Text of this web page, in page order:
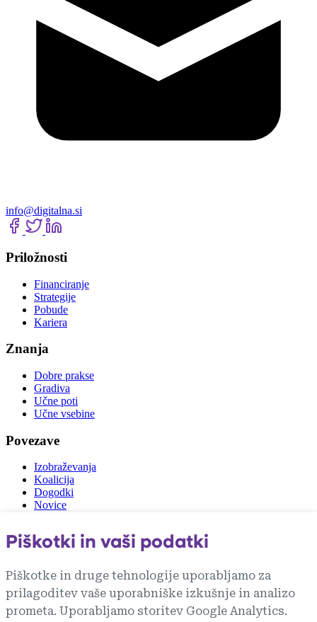
info@digitalna.si
Priložnosti
Financiranje
Strategije
Pobude
Kariera
Znanja
Dobre prakse
Gradiva
Učne poti
Učne vsebine
Povezave
Izobraževanja
Koalicija
Dogodki
Novice
Zunanje povezave
gzs.si
rks.si
zit.si
Piškotki in vaši podatki
Piškotke in druge tehnologije uporabljamo za
prilagoditev vaše uporabniške izkušnje in analizo
prometa. Uporabljamo storitev Google Analytics.